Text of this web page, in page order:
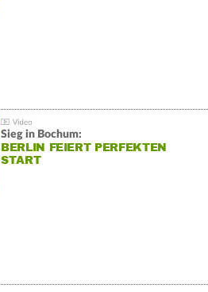
Sieg in Bochum:
BERLIN FEIERT PERFEKTEN
START